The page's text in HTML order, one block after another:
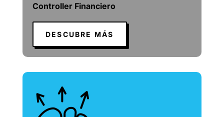
Controller Financiero
DESCUBRE MÁS